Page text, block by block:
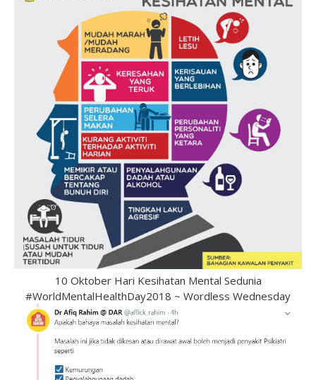
10 Oktober Hari Kesihatan Mental Sedunia
#WorldMentalHealthDay2018 ~ Wordless Wednesday